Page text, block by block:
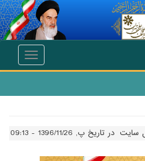
Toggle
سایت در تاریخ پ, 1396/11/26 - 09:13